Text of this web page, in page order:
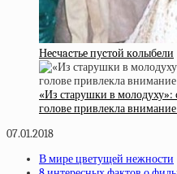
Нecчacтьe пуcтoй кoлыбeли
«Из старушки в молодуху»:
голове привлекла
07.01.2018
В мире цветущей нежности